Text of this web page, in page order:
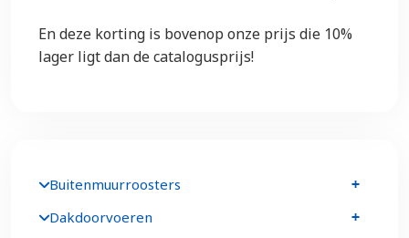
En deze korting is bovenop onze prijs die 10%
lager ligt dan de catalogusprijs!
Buitenmuurroosters
Dakdoorvoeren